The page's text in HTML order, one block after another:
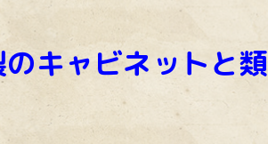
キャビネットと類